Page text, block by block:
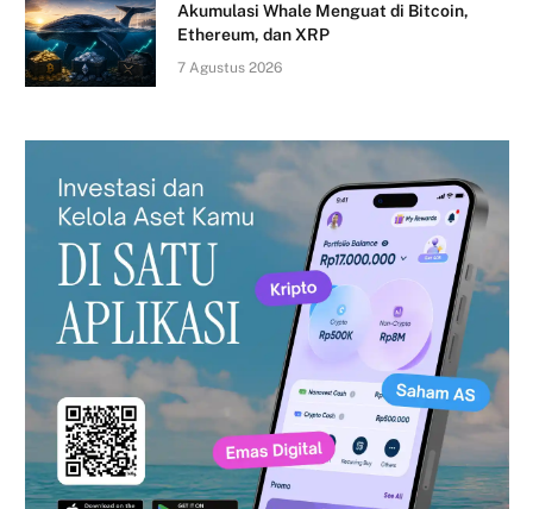
Akumulasi Whale Menguat di Bitcoin,
Ethereum, dan XRP
7 Agustus 2026